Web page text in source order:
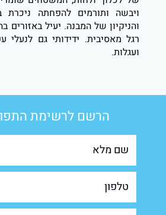
ויבשה ותורמים להפחתה ניכרת
והניקיון של המבנה. יעיל באזורים
רגל מאסיבית. ידידותי גם לנעלי
ועגלות.
הרשם לרשימת